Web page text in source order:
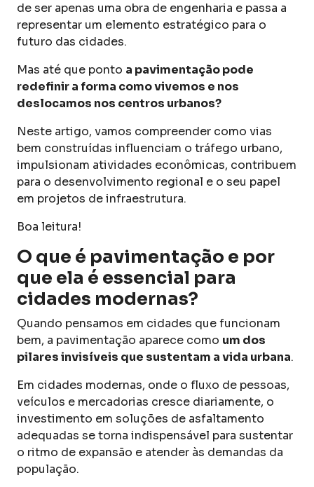
de ser apenas uma obra de engenharia e passa a
representar um elemento estratégico para o
futuro das cidades.
Mas até que ponto a pavimentação pode
redefinir a forma como vivemos e nos
deslocamos nos centros urbanos?
Neste artigo, vamos compreender como vias
bem construídas influenciam o tráfego urbano,
impulsionam atividades econômicas, contribuem
para o desenvolvimento regional e o seu papel
em projetos de infraestrutura.
Boa leitura!
O que é pavimentação e por
que ela é essencial para
cidades modernas?
Quando pensamos em cidades que funcionam
bem, a pavimentação aparece como um dos
pilares invisíveis que sustentam a vida urbana.
Em cidades modernas, onde o fluxo de pessoas,
veículos e mercadorias cresce diariamente, o
investimento em soluções de asfaltamento
adequadas se torna indispensável para sustentar
o ritmo de expansão e atender às demandas da
população.